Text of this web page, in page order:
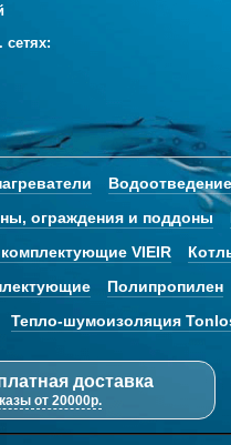
ограждения и поддоны
VIEIR
Полипропилен
Тепло-шумоизоляция
доставка
от 20000р.